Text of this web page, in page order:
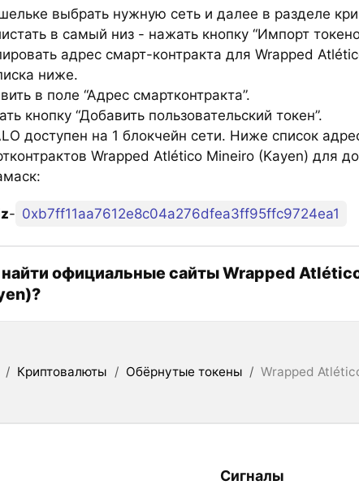
выбрать нужную сеть и далее в разделе
в самый низ - нажать кнопку “Импорт
адрес смарт-контракта для Wrapped
ниже.
в поле “Адрес смартконтракта”.
кнопку “Добавить пользовательский токен”.
доступен на 1 блокчейн сети. Ниже список
Wrapped Atlético Mineiro (Kayen) для
- 0xb7ff11aa7612e8c04a276dfea3ff95ffc9724ea1
найти официальные сайты Wrapped
/ Криптовалюты / Обёрнутые токены / Wrapped
Сигналы